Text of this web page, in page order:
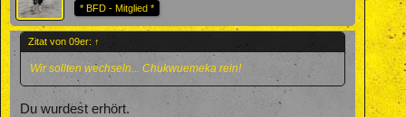
* BFD - Mitglied *
Zitat von 09er: ↑
Wir sollten wechseln... Chukwuemeka rein!
Du wurdest erhört.